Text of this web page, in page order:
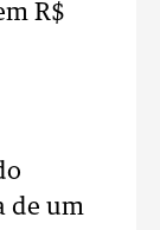
R$
de um